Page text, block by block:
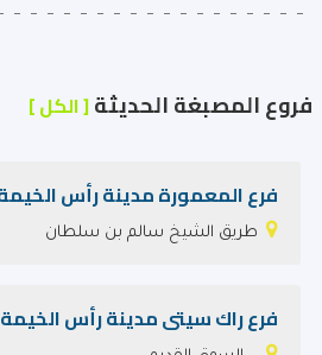
فروع المصبغة الحديثة[ الكل ]
فرع المعمورة مدينة رأس
طريق الشيخ سالم بن سلطان
فرع راك سيتى مدينة رأس